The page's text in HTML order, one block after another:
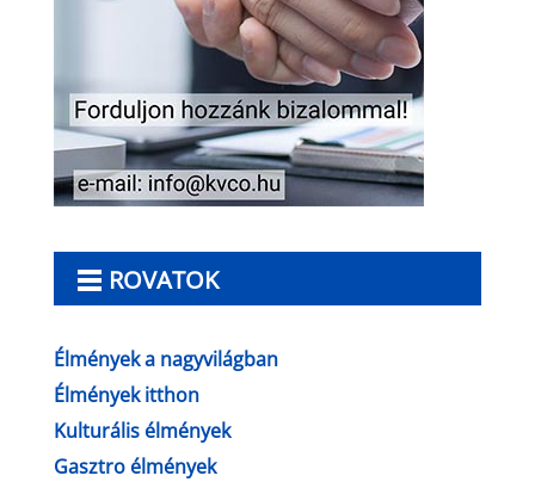
ROVATOK
Élmények a nagyvilágban
Élmények itthon
Kulturális élmények
Gasztro élmények